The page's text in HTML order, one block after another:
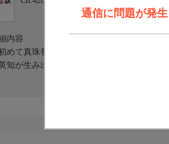
通信に問題が発
内容
めて真珠養殖に成功した三重県の伊勢志
知が生み出した奇跡の結晶である養殖真珠